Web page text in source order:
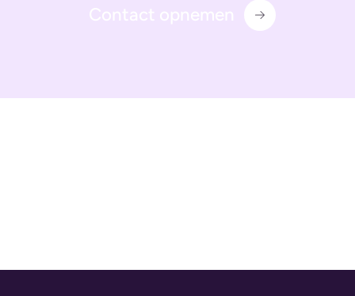
Contact opnemen